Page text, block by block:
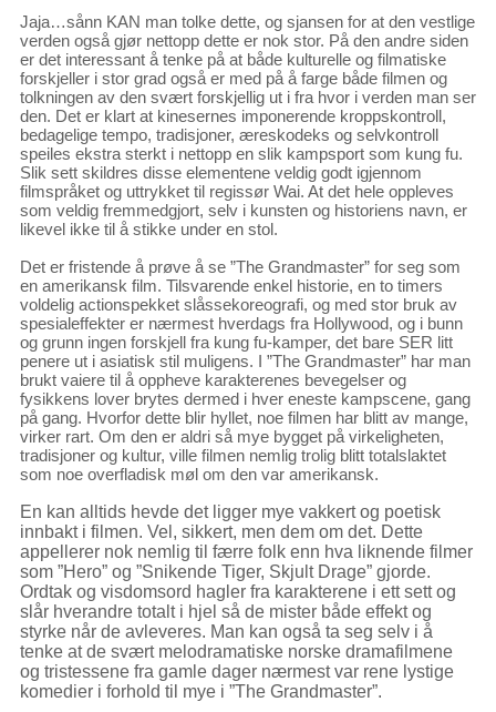
Jaja…sånn KAN man tolke dette, og sjansen for at den vestlige
verden også gjør nettopp dette er nok stor. På den andre siden
er det interessant å tenke på at både kulturelle og filmatiske
forskjeller i stor grad også er med på å farge både filmen og
tolkningen av den svært forskjellig ut i fra hvor i verden man ser
den. Det er klart at kinesernes imponerende kroppskontroll,
bedagelige tempo, tradisjoner, æreskodeks og selvkontroll
speiles ekstra sterkt i nettopp en slik kampsport som kung fu.
Slik sett skildres disse elementene veldig godt igjennom
filmspråket og uttrykket til regissør Wai. At det hele oppleves
som veldig fremmedgjort, selv i kunsten og historiens navn, er
likevel ikke til å stikke under en stol.
Det er fristende å prøve å se ”The Grandmaster” for seg som
en amerikansk film. Tilsvarende enkel historie, en to timers
voldelig actionspekket slåssekoreografi, og med stor bruk av
spesialeffekter er nærmest hverdags fra Hollywood, og i bunn
og grunn ingen forskjell fra kung fu-kamper, det bare SER litt
penere ut i asiatisk stil muligens. I ”The Grandmaster” har man
brukt vaiere til å oppheve karakterenes bevegelser og
fysikkens lover brytes dermed i hver eneste kampscene, gang
på gang. Hvorfor dette blir hyllet, noe filmen har blitt av mange,
virker rart. Om den er aldri så mye bygget på virkeligheten,
tradisjoner og kultur, ville filmen nemlig trolig blitt totalslaktet
som noe overfladisk møl om den var amerikansk.
En kan alltids hevde det ligger mye vakkert og poetisk
innbakt i filmen. Vel, sikkert, men dem om det. Dette
appellerer nok nemlig til færre folk enn hva liknende filmer
som ”Hero” og ”Snikende Tiger, Skjult Drage” gjorde.
Ordtak og visdomsord hagler fra karakterene i ett sett og
slår hverandre totalt i hjel så de mister både effekt og
styrke når de avleveres. Man kan også ta seg selv i å
tenke at de svært melodramatiske norske dramafilmene
og tristessene fra gamle dager nærmest var rene lystige
komedier i forhold til mye i ”The Grandmaster”.